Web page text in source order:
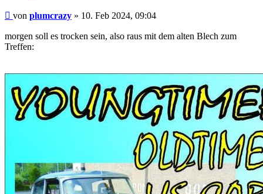
Beitrag
von plumcrazy » 10. Feb 2024, 09:04
morgen soll es trocken sein, also raus mit dem alten Blech zum
Treffen: